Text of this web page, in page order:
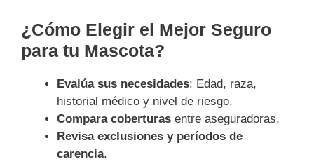
¿Cómo Elegir el Mejor Seguro
para tu Mascota?
Evalúa sus necesidades: Edad, raza,
historial médico y nivel de riesgo.
Compara coberturas entre aseguradoras.
Revisa exclusiones y períodos de
carencia.